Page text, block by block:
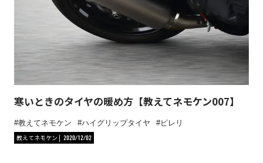
寒いときのタイヤの暖め方【教えてネモケン007】
教えてネモケン ハイグリップタイヤ
ピレリ
教えてネモケン
2020/12/02